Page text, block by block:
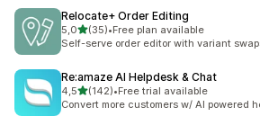
Relocate+ Order Editing
5,0av 5 stjerner
(35)
Totalt 35 omtaler
•Free plan available
Self-serve order editor with variant
Re:amaze AI Helpdesk & Chat
4,5av 5 stjerner
(142)
Totalt 142 omtaler
•Free trial available
Convert more customers w/ AI powered